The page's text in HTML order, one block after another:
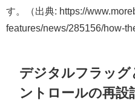
す。（出典: https://
features/news/285156/how-
デジタルフラッグ
ントロールの再設